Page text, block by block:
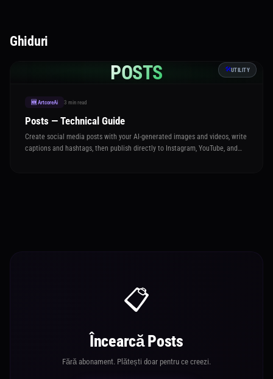
Ghiduri
POSTS 🛠️UTILITY
🆕 ArtcoreAi 3 min read
Posts — Technical Guide
Create social media posts with your AI-generated images and videos, write
captions and hashtags, then publish directly to Instagram, YouTube, and
📋
Încearcă Posts
Fără abonament. Plătești doar pentru ce creezi.